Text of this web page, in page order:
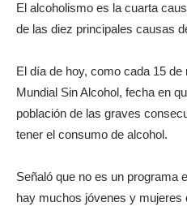
El alcoholismo es la cuarta
de las diez principales causas
El día de hoy, como cada 15
Mundial Sin Alcohol, fecha en
población de las graves
tener el consumo de alcohol.
Señaló que no es un programa
hay muchos jóvenes y mujeres